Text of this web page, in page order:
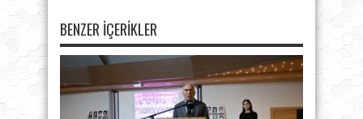
BENZER İÇERIKLER